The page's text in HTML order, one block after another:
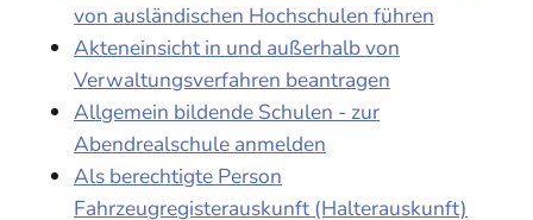
von ausländischen Hochschulen führen
Akteneinsicht in und außerhalb von
Verwaltungsverfahren beantragen
Allgemein bildende Schulen - zur
Abendrealschule anmelden
Als berechtigte Person
Fahrzeugregisterauskunft (Halterauskunft)